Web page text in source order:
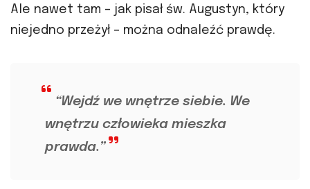
Ale nawet tam – jak pisał św. Augustyn, który
niejedno przeżył – można odnaleźć prawdę.
“Wejdź we wnętrze siebie. We
wnętrzu człowieka mieszka
prawda.”